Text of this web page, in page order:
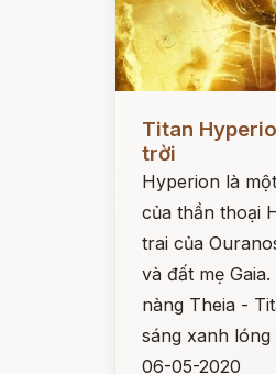
Titan
trời
Hyperion là
của thần thoại
trai của
và đất mẹ
nàng Theia -
sáng xanh
06-05-2020